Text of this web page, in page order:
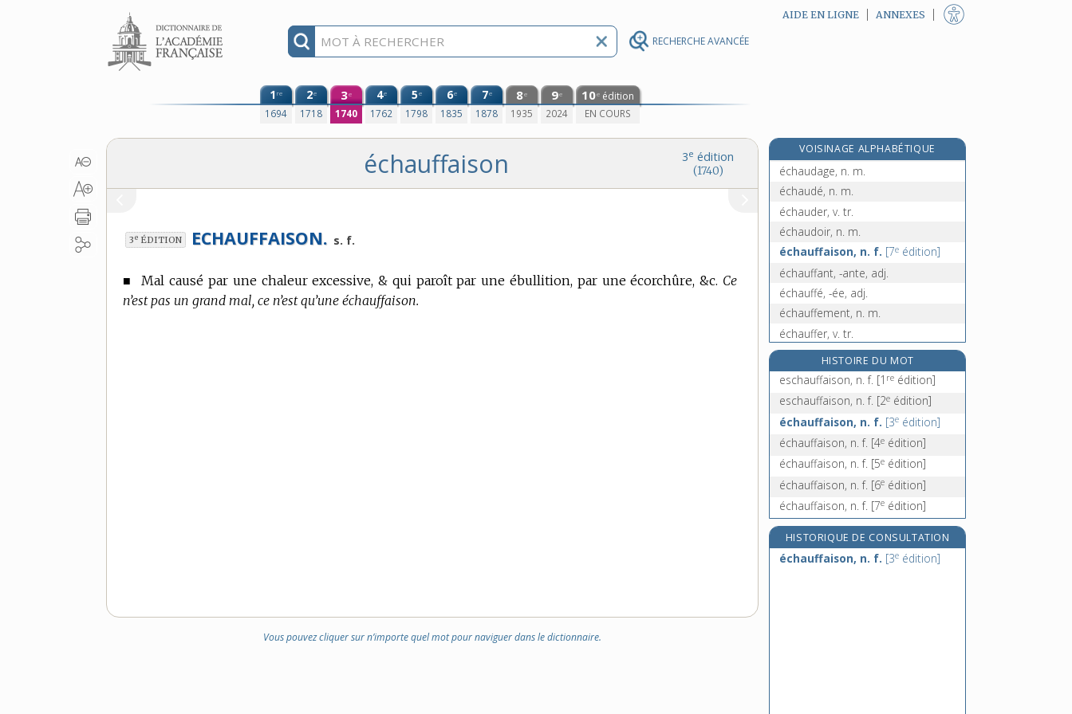
RECHERCHE AVANCÉE
Aller au contenu AIDE EN LIGNE ANNEXES
1re
1694
2e
1718
3e
1740
4e
1762
5e
1798
6e
1835
7e
1878
8e
1935
9e
2024
10e édition
EN COURS
3e édition
(1740)
échauffaison
3e ÉDITION ECHAUFFAISON. s. f.
■ Mal causé par une chaleur excessive, & qui paroît par une ébullition, par une écorchûre, &c. Ce
n’est pas un grand mal, ce n’est qu’une échauffaison.
Vous pouvez cliquer sur n’importe quel mot pour naviguer dans le dictionnaire.
VOISINAGE ALPHABÉTIQUE
échauboulure, n. f.[7eédition]
échaudage, n. m.
échaudé, n. m.
échauder, v. tr.
échaudoir, n. m.
échauffaison, n. f. [7e édition]
échauffant, -ante, adj.
échauffé, -ée, adj.
échauffement, n. m.
échauffer, v. tr.
échauffourée, n. f.
échauffure, n. f.[7eédition]
échauguette, n. f.
échauler, v. tr.
édition]
échéance, n. f.
HISTOIRE DU MOT
eschauffaison, n. f. [1 re édition]
eschauffaison, n. f. [2e édition]
échauffaison, n. f. [3e édition]
échauffaison, n. f. [4e édition]
échauffaison, n. f. [5e édition]
échauffaison, n. f. [6e édition]
échauffaison, n. f. [7e édition]
HISTORIQUE DE CONSULTATION
échauffaison, n. f. [3e édition]